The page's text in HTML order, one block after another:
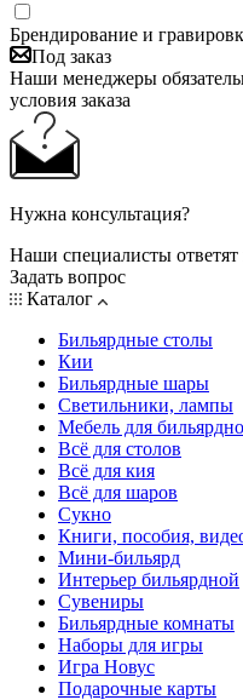
Брендирование и
Под заказ
Наши менеджеры
условия заказа
Нужна консультация?
Наши специалисты
Задать вопрос
Каталог
Бильярдные столы
Кии
Бильярдные шары
Светильники, лампы
Мебель для
Всё для столов
Всё для кия
Всё для шаров
Сукно
Книги, пособия,
Мини-бильярд
Интерьер бильярдной
Сувениры
Бильярдные комнаты
Наборы для игры
Игра Новус
Подарочные карты